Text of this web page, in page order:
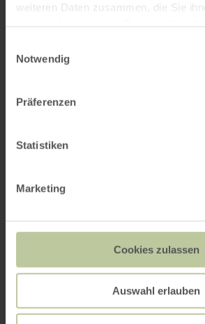
weiteren Daten zusammen, die Sie
Notwendig
Präferenzen
Statistiken
Marketing
Cookies zulassen
Auswahl erlauben